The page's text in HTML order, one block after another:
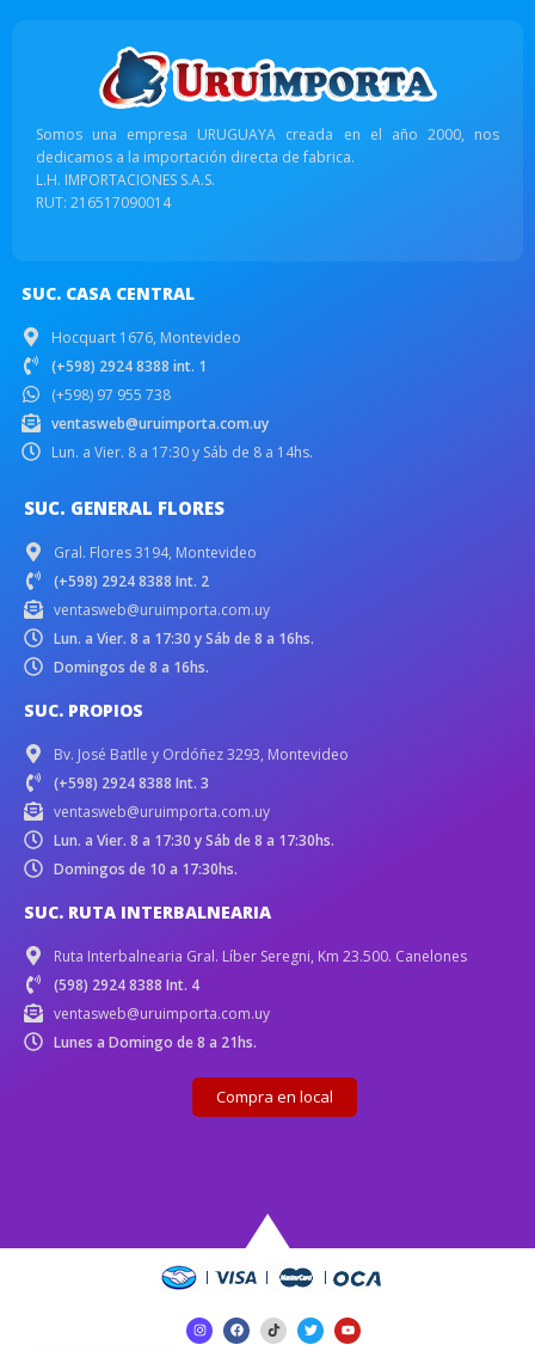
Somos una empresa URUGUAYA creada en el año 2000, nos
dedicamos a la importación directa de fabrica.
L.H. IMPORTACIONES S.A.S.
RUT: 216517090014
SUC. CASA CENTRAL
Hocquart 1676, Montevideo
(+598) 2924 8388 int. 1
(+598) 97 955 738
ventasweb@uruimporta.com.uy
Lun. a Vier. 8 a 17:30 y Sáb de 8 a 14hs.
SUC. GENERAL FLORES
Gral. Flores 3194, Montevideo
(+598) 2924 8388 Int. 2
ventasweb@uruimporta.com.uy
Lun. a Vier. 8 a 17:30 y Sáb de 8 a 16hs.
Domingos de 8 a 16hs.
SUC. PROPIOS
Bv. José Batlle y Ordóñez 3293, Montevideo
(+598) 2924 8388 Int. 3
ventasweb@uruimporta.com.uy
Lun. a Vier. 8 a 17:30 y Sáb de 8 a 17:30hs.
Domingos de 10 a 17:30hs.
SUC. RUTA INTERBALNEARIA
Ruta Interbalnearia Gral. Líber Seregni, Km 23.500. Canelones
(598) 2924 8388 Int. 4
ventasweb@uruimporta.com.uy
Lunes a Domingo de 8 a 21hs.
Compra en local